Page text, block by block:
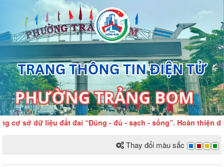
sở dữ liệu đất đai “Đúng - đủ - sạch - sống”. Hoàn thiện dữ
Thay đổi màu sắc